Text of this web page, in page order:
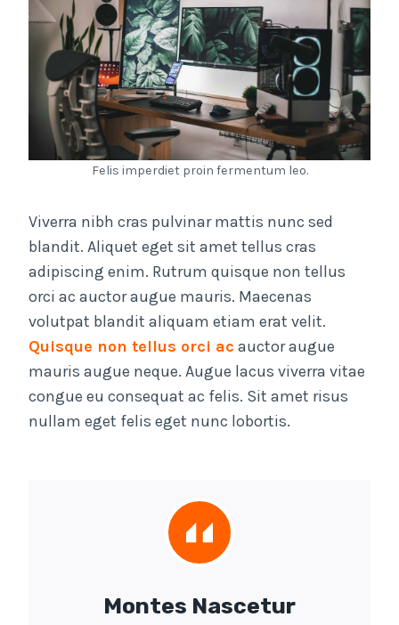
Felis imperdiet proin fermentum leo.
Viverra nibh cras pulvinar mattis nunc sed
blandit. Aliquet eget sit amet tellus cras
adipiscing enim. Rutrum quisque non tellus
orci ac auctor augue mauris. Maecenas
volutpat blandit aliquam etiam erat velit.
Quisque non tellus orci ac auctor augue
mauris augue neque. Augue lacus viverra vitae
congue eu consequat ac felis. Sit amet risus
nullam eget felis eget nunc lobortis.
Montes Nascetur